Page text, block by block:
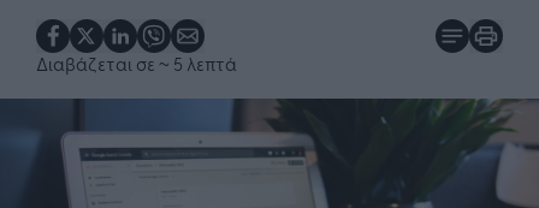
Διαβάζεται σε ~ 5 λεπτά